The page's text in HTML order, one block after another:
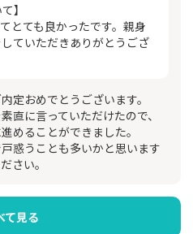
】
とても良かったです。親身
ていただきありがとうござ
定おめでとうございます。
直に言っていただけたので、
めることができました。
惑うことも多いかと思います
さい。
て見る